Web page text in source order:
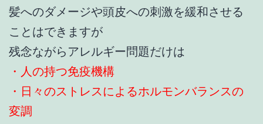
髪へのダメージや頭皮への刺激を緩和させる
ことはできますが
残念ながらアレルギー問題だけは
・人の持つ免疫機構
・日々のストレスによるホルモンバランスの
変調